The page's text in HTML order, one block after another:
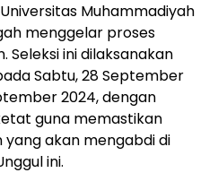
Muhammadiyah
menggelar proses
Seleksi ini dilaksanakan
Sabtu, 28 September
2024, dengan
guna memastikan
akan mengabdi di
ini.